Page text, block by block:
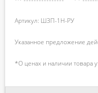
Артикул: ШЗП-1Н-РУ
Указанное предложение
*О ценах и наличии товара